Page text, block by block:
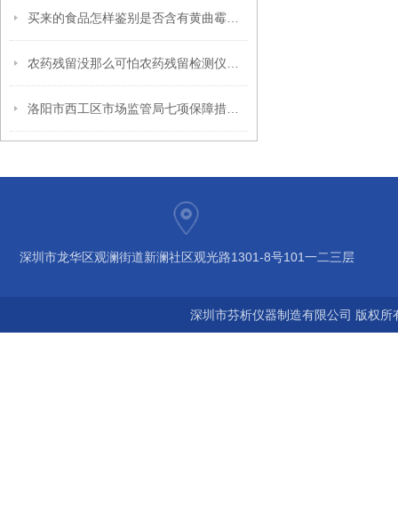
深圳市龙华区观澜街道新澜社区观光路1301-8号101一二三层
深圳市芬析仪器制造有限公司 版权